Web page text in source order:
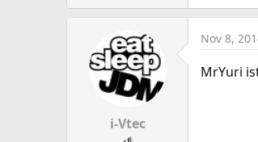
i-Vtec
Nov 8,
MrYuri